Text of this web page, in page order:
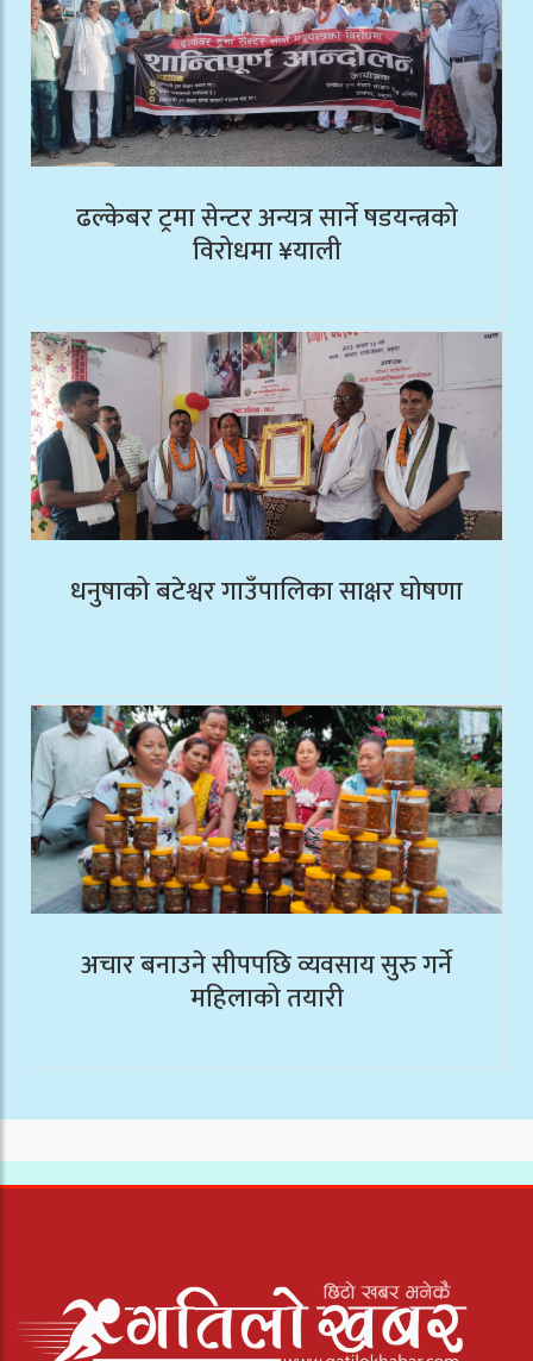
ढल्केबर ट्रमा सेन्टर अन्यत्र सार्ने षडयन्त्रको
विरोधमा ¥याली
धनुषाको बटेश्वर गाउँपालिका साक्षर घोषणा
अचार बनाउने सीपपछि व्यवसाय सुरु गर्ने
महिलाको तयारी